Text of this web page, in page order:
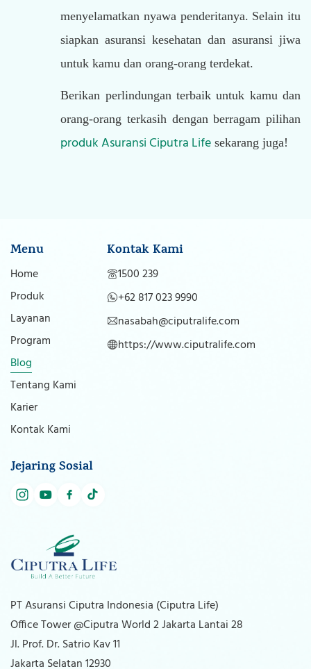
menyelamatkan nyawa penderitanya. Selain itu
siapkan asuransi kesehatan dan asuransi jiwa
untuk kamu dan orang-orang terdekat.
Berikan perlindungan terbaik untuk kamu dan
orang-orang terkasih dengan berragam pilihan
produk Asuransi Ciputra Life sekarang juga!
PT Asuransi Ciputra Indonesia (Ciputra Life)
Office Tower @Ciputra World 2 Jakarta Lantai 28
Jl. Prof. Dr. Satrio Kav 11
Jakarta Selatan 12930
Menu
Home
Produk
Layanan
Program
Blog
Tentang Kami
Karier
Kontak Kami
Kontak Kami
1500 239
+62 817 023 9990
nasabah@ciputralife.com
https://www.ciputralife.com
Jejaring Sosial